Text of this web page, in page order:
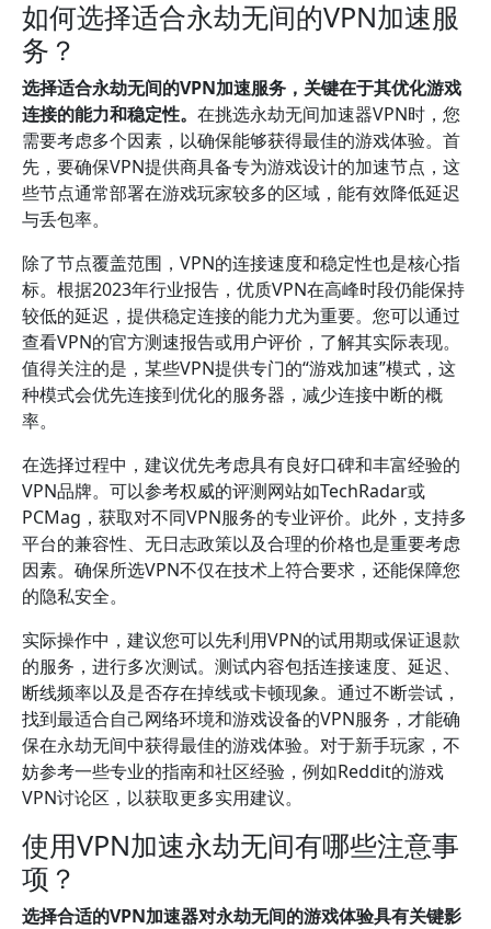
如何选择适合永劫无间的VPN加速服
务？
选择适合永劫无间的VPN加速服务，关键在于其优化游戏
连接的能力和稳定性。 在挑选永劫无间加速器VPN时，您
需要考虑多个因素，以确保能够获得最佳的游戏体验。首
先，要确保VPN提供商具备专为游戏设计的加速节点，这
些节点通常部署在游戏玩家较多的区域，能有效降低延迟
与丢包率。
除了节点覆盖范围，VPN的连接速度和稳定性也是核心指
标。根据2023年行业报告，优质VPN在高峰时段仍能保持
较低的延迟，提供稳定连接的能力尤为重要。您可以通过
查看VPN的官方测速报告或用户评价，了解其实际表现。
值得关注的是，某些VPN提供专门的“游戏加速”模式，这
种模式会优先连接到优化的服务器，减少连接中断的概
率。
在选择过程中，建议优先考虑具有良好口碑和丰富经验的
VPN品牌。可以参考权威的评测网站如TechRadar或
PCMag，获取对不同VPN服务的专业评价。此外，支持多
平台的兼容性、无日志政策以及合理的价格也是重要考虑
因素。确保所选VPN不仅在技术上符合要求，还能保障您
的隐私安全。
实际操作中，建议您可以先利用VPN的试用期或保证退款
的服务，进行多次测试。测试内容包括连接速度、延迟、
断线频率以及是否存在掉线或卡顿现象。通过不断尝试，
找到最适合自己网络环境和游戏设备的VPN服务，才能确
保在永劫无间中获得最佳的游戏体验。对于新手玩家，不
妨参考一些专业的指南和社区经验，例如Reddit的游戏
VPN讨论区，以获取更多实用建议。
使用VPN加速永劫无间有哪些注意事
项？
选择合适的VPN加速器对永劫无间的游戏体验具有关键影